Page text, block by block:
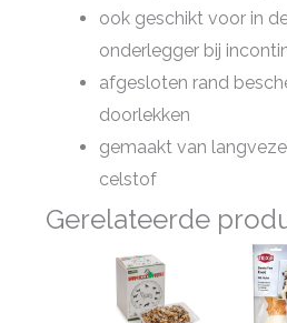
ook geschikt voor in
onderlegger bij
afgesloten rand
doorlekken
gemaakt van
celstof
Gerelateerde